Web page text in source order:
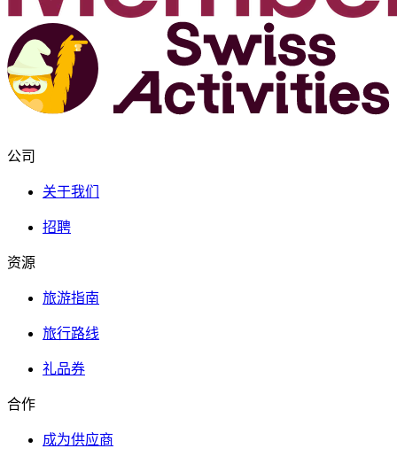
公司
关于我们
招聘
资源
旅游指南
旅行路线
礼品券
合作
成为供应商